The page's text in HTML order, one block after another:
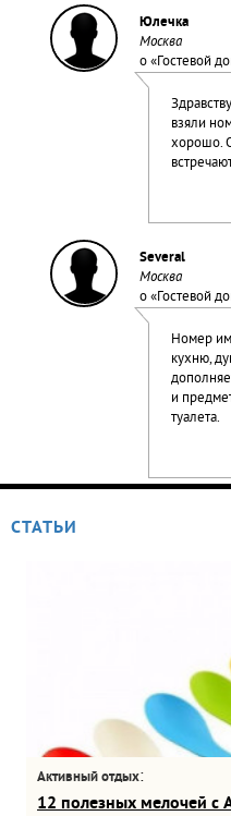
Юлечка
Москва
о «Гостевой
взяли
хорошо.
Several
Москва
о «Гостевой
Номер
кухню,
и
туалета.
СТАТЬИ
Активный отдых:
12 полезных мелочей с